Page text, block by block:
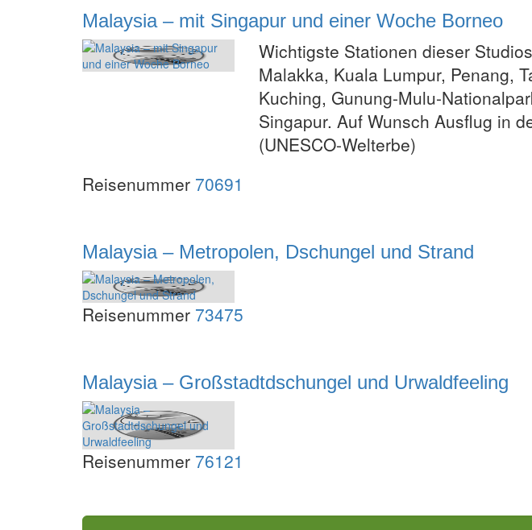
Malaysia – mit Singapur und einer Woche Borneo
Wichtigste Stationen dieser
Malakka, Kuala Lumpur, Penang,
Kuching, Gunung-Mulu-
Singapur. Auf Wunsch Ausflug in
(UNESCO-Welterbe)
Reisenummer 70691
Malaysia – Metropolen, Dschungel und Strand
Reisenummer 73475
Malaysia – Großstadtdschungel und Urwaldfeeling
Reisenummer 76121